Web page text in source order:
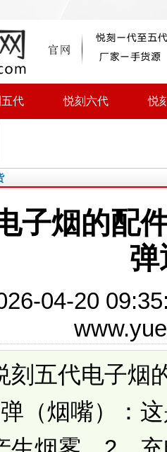
代 悦刻六代 悦
子烟的配
弹
04-20
刻五代电子烟
（烟嘴）：